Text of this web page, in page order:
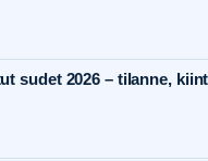
sudet 2026 – tilanne,